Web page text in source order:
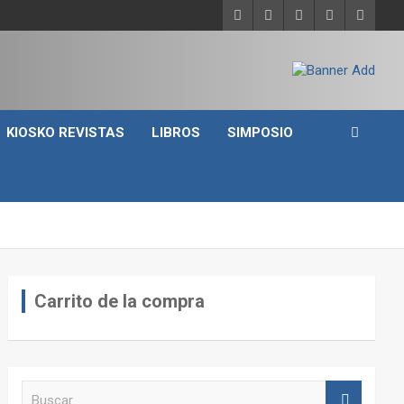
KIOSKO REVISTAS LIBROS SIMPOSIO
Carrito de la compra